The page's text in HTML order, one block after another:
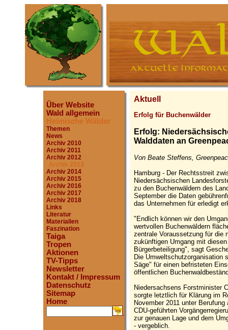
Über Website
Wald allgemein
Heimische Wälder
Themen
News
Archiv 2010
Archiv 2011
Archiv 2012
Archiv 2013
Archiv 2014
Archiv 2015
Archiv 2016
Archiv 2017
Archiv 2018
Links
Literatur
Materialien
Faszination
Taiga
Tropen
Aktionen
TV-Tipps
Newsletter
Kontakt / Impressum
Datenschutz
Sitemap
Home
.
Aktuell
Erfolg für Buchenwälder
Erfolg:
Walddaten an
Von Beate Steffens,
Hamburg - Der Rechtsstreit
Niedersächsischen
zu den Buchenwäldern des
September die Daten
das Unternehmen für erledigt
"Endlich können wir den
wertvollen Buchenwäldern
zentrale Voraussetzung für die
zukünftigen Umgang mit
Bürgerbeteiligung", sagt
Die Umweltschutzorganisation
Säge" für einen befristeten
öffentlichen
Niedersachsens Forstminister
sorgte letztlich für Klärung im
November 2011 unter
CDU-geführten
zur genauen Lage und dem
- vergeblich.